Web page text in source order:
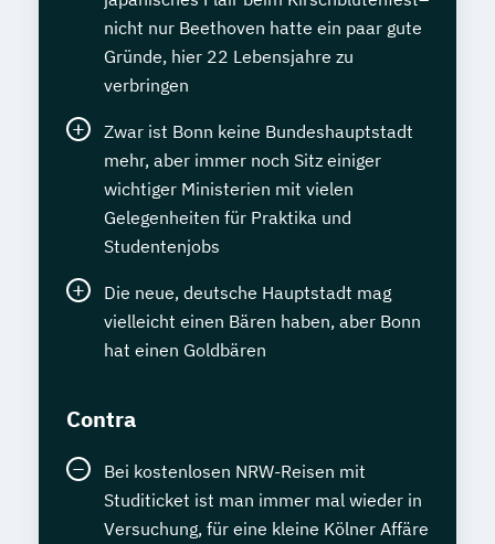
nicht nur Beethoven hatte ein paar gute
Gründe, hier 22 Lebensjahre zu
verbringen
Zwar ist Bonn keine Bundeshauptstadt
mehr, aber immer noch Sitz einiger
wichtiger Ministerien mit vielen
Gelegenheiten für Praktika und
Studentenjobs
Die neue, deutsche Hauptstadt mag
vielleicht einen Bären haben, aber Bonn
hat einen Goldbären
Contra
Bei kostenlosen NRW-Reisen mit
Studiticket ist man immer mal wieder in
Versuchung, für eine kleine Kölner Affäre